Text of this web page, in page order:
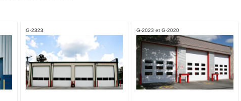
G-2323 G-2023 et G-2020